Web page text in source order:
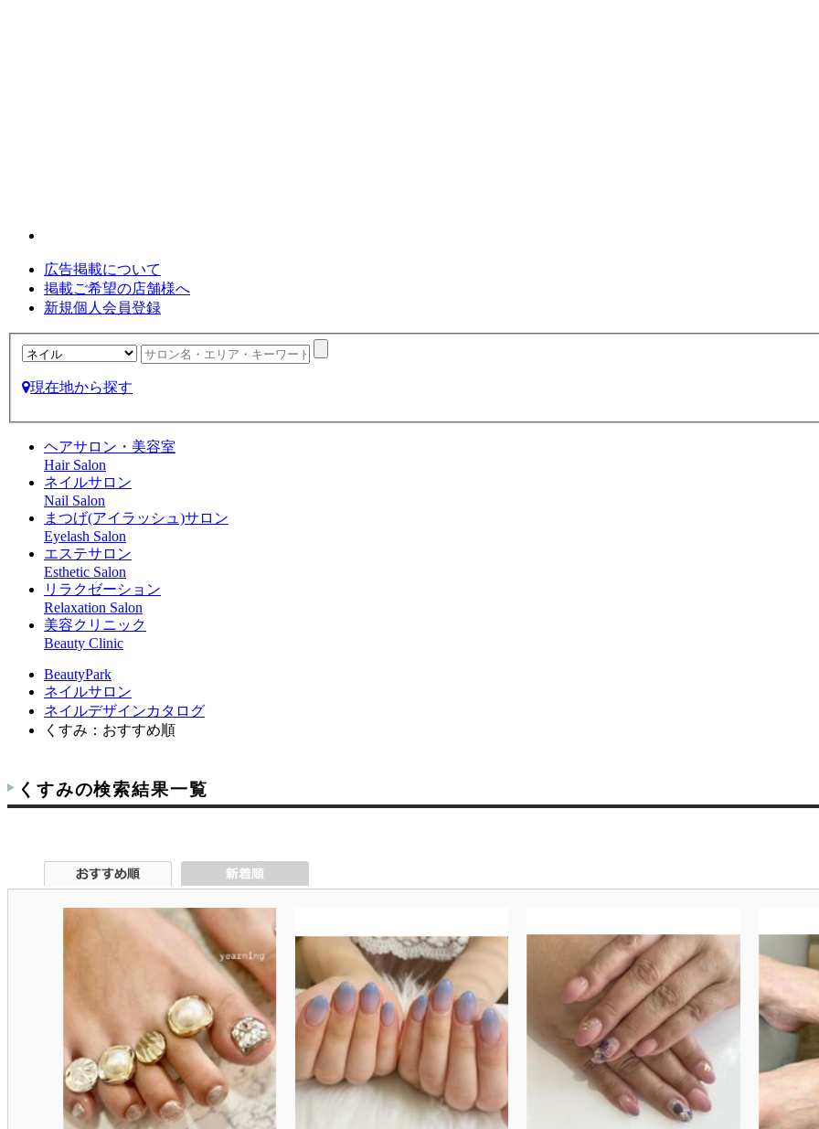
広告掲載について
掲載ご希望の店舗様へ
新規個人会員登録
現在地から探す
ヘアサロン・美容室
Hair Salon
ネイルサロン
Nail Salon
まつげ(アイラッシュ)サロン
Eyelash Salon
エステサロン
Esthetic Salon
リラクゼーション
Relaxation Salon
美容クリニック
Beauty Clinic
BeautyPark
ネイルサロン
ネイルデザインカタログ
くすみ：おすすめ順
くすみの検索結果一覧